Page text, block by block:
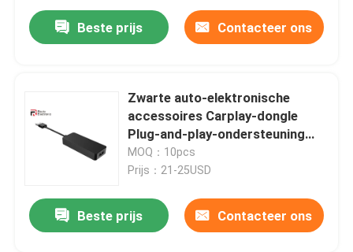
Beste prijs Contacteer ons
Zwarte auto-elektronische
accessoires Carplay-dongle
Plug-and-play-ondersteuning
Mirror Link
MOQ：10pcs
Prijs：21-25USD
Beste prijs Contacteer ons